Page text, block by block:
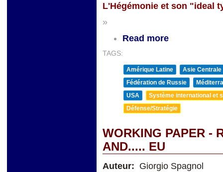
L'Hégémonie et son "ideal
»
Read more
TAGS:
Amérique Latine
Asie Centrale
Fédération de Russie
USA
Système international et
Défense/Stratégie
WORKING PAPER -
AND..... EU
Auteur: Giorgio Spagnol